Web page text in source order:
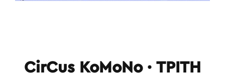
CirCus KoMoNo · ΤΡΙΤΗ